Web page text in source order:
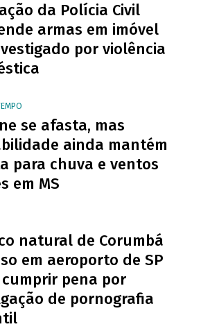
da Polícia Civil
armas em imóvel
por violência
se afasta, mas
ainda mantém
para chuva e ventos
em MS
natural de Corumbá
em aeroporto de SP
pena por
de pornografia